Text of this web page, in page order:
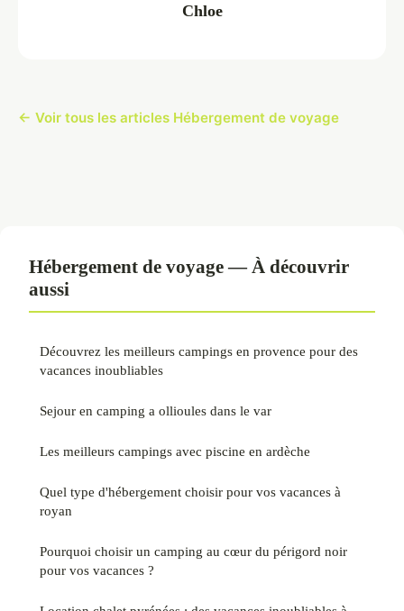
Chloe
← Voir tous les articles Hébergement de voyage
Hébergement de voyage — À découvrir
aussi
Découvrez les meilleurs campings en provence pour des
vacances inoubliables
Sejour en camping a ollioules dans le var
Les meilleurs campings avec piscine en ardèche
Quel type d'hébergement choisir pour vos vacances à
royan
Pourquoi choisir un camping au cœur du périgord noir
pour vos vacances ?